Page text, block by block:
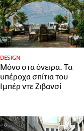
DESIGN
Μόνο στα όνειρα: Τα
υπέροχα σπίτια του
Ιμπέρ ντε Ζιβανσί